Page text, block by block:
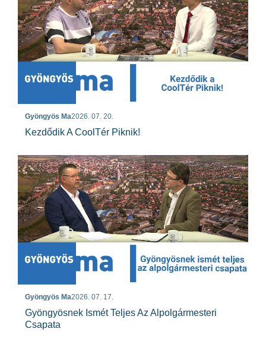
Gyöngyös Ma2026. 07. 20.
Kezdődik A CoolTér Piknik!
Gyöngyös Ma2026. 07. 17.
Gyöngyösnek Ismét Teljes Az Alpolgármesteri
Csapata